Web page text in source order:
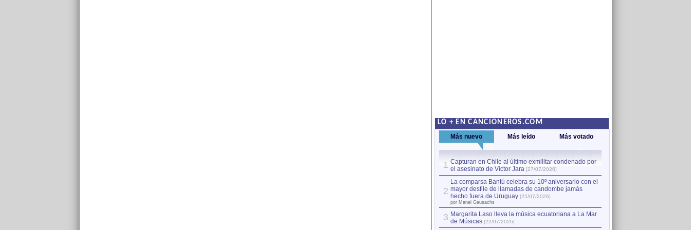
LO + EN CANCIONEROS.COM
Más nuevo Más leído Más votado
1 Capturan en Chile al último exmilitar condenado por
el asesinato de Víctor Jara [27/07/2026]
2
La comparsa Bantú celebra su 10º aniversario con el
mayor desfile de llamadas de candombe jamás
hecho fuera de Uruguay [25/07/2026]
por Manel Gausachs
3 Margarita Laso lleva la música ecuatoriana a La Mar
de Músicas [22/07/2026]